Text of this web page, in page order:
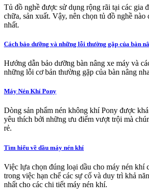
Tủ đồ nghề được sử dụng rộng rãi tại các gia
chữa, sản xuất. Vậy, nên chọn tủ đồ nghề
nhất.
Cách bảo dưỡng và những lỗi thường gặp của bàn
Hướng dẫn bảo dưỡng bàn nâng xe máy và
những lỗi cơ bản thường gặp của bàn nâng
Máy Nén Khí Pony
Dòng sản phẩm nén không khí Pony được
yêu thích bởi những ưu điểm vượt trội mà
rẻ.
Tìm hiểu về dầu máy nén khí
Việc lựa chọn đúng loại dầu cho máy nén khí
trong việc hạn chế các sự cố và duy trì khả
nhất cho các chi tiết máy nén khí.